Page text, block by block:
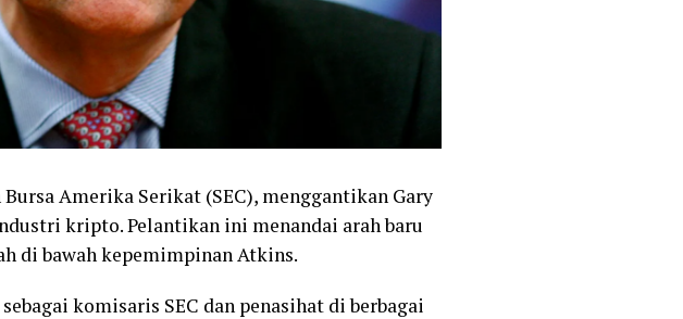
Amerika Serikat (SEC), menggantikan Gary
kripto. Pelantikan ini menandai arah baru
di bawah kepemimpinan Atkins.
komisaris SEC dan penasihat di berbagai